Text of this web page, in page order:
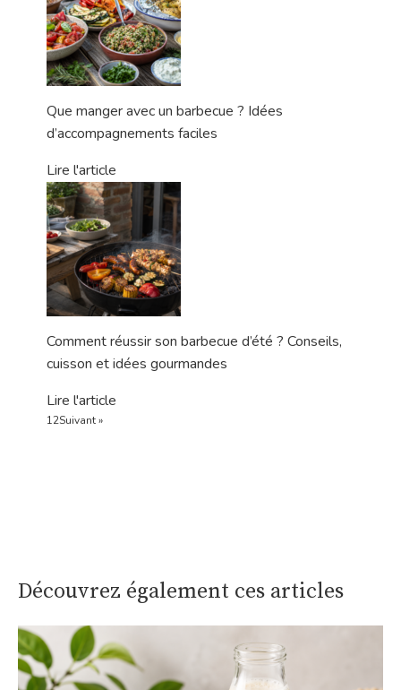
Que manger avec un barbecue ? Idées
d’accompagnements faciles
Lire l'article
Comment réussir son barbecue d’été ? Conseils,
cuisson et idées gourmandes
Lire l'article
12Suivant »
Découvrez également ces articles